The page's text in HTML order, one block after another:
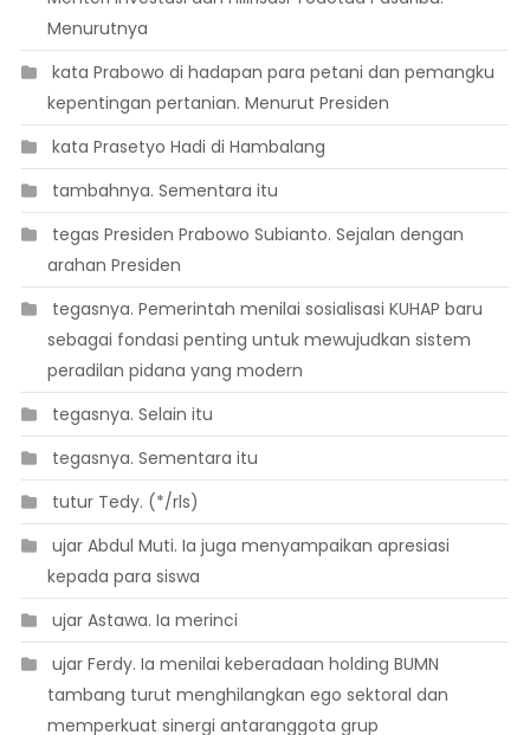
Menurutnya
 kata Prabowo di hadapan para petani dan pemangku
kepentingan pertanian. Menurut Presiden
 kata Prasetyo Hadi di Hambalang
 tambahnya. Sementara itu
 tegas Presiden Prabowo Subianto. Sejalan dengan
arahan Presiden
 tegasnya. Pemerintah menilai sosialisasi KUHAP baru
sebagai fondasi penting untuk mewujudkan sistem
peradilan pidana yang modern
 tegasnya. Selain itu
 tegasnya. Sementara itu
 tutur Tedy. (*/rls)
 ujar Abdul Muti. Ia juga menyampaikan apresiasi
kepada para siswa
 ujar Astawa. Ia merinci
 ujar Ferdy. Ia menilai keberadaan holding BUMN
tambang turut menghilangkan ego sektoral dan
memperkuat sinergi antaranggota grup